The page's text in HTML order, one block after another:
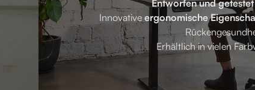
Entworfen und getestet
Innovative ergonomische
Erhältlich in vielen